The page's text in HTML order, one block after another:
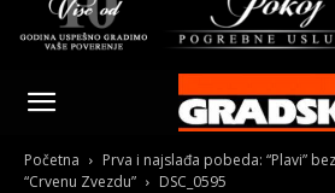
Gradski
Online
Početna
Prva i najslađa pobeda: “Plavi”
“Crvenu Zvezdu”
DSC_0595